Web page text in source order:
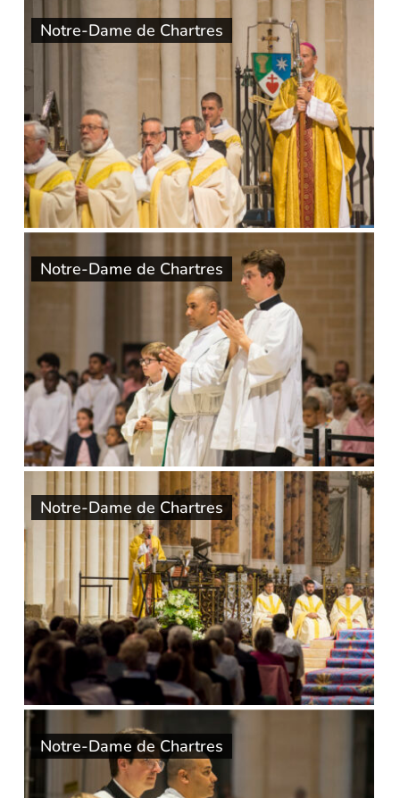
Notre-Dame de Chartres
Notre-Dame de Chartres
Notre-Dame de Chartres
Notre-Dame de Chartres